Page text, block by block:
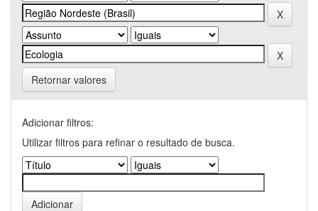
Retornar valores
Adicionar filtros:
Utilizar filtros para refinar o resultado de busca.